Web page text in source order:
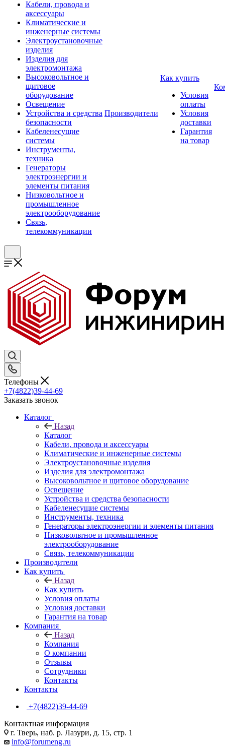
Кабели, провода и
аксессуары
Климатические и
инженерные системы
Электроустановочные
изделия
Изделия для
электромонтажа
Высоковольтное и
щитовое
оборудование
Освещение
Устройства и средства
безопасности
Кабеленесущие
системы
Инструменты,
техника
Генераторы
электроэнергии и
элементы питания
Низковольтное и
промышленное
электрооборудование
Связь,
телекоммуникации
Производители
Как купить
Условия
оплаты
Условия
доставки
Гарантия
на товар
Телефоны
+7(4822)39-44-69
Заказать звонок
Каталог
Назад
Каталог
Кабели, провода и аксессуары
Климатические и инженерные системы
Электроустановочные изделия
Изделия для электромонтажа
Высоковольтное и щитовое оборудование
Освещение
Устройства и средства безопасности
Кабеленесущие системы
Инструменты, техника
Генераторы электроэнергии и элементы питания
Низковольтное и промышленное
электрооборудование
Связь, телекоммуникации
Производители
Как купить
Назад
Как купить
Условия оплаты
Условия доставки
Гарантия на товар
Компания
Назад
Компания
О компании
Отзывы
Сотрудники
Контакты
Контакты
+7(4822)39-44-69
Контактная информация
г. Тверь, наб. р. Лазури, д. 15, стр. 1
info@forumeng.ru